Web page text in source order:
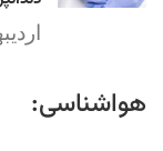
هواشناسی: